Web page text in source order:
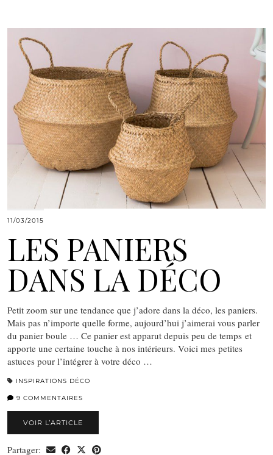
11/03/2015
LES PANIERS
DANS LA DÉCO
Petit zoom sur une tendance que j’adore dans la déco, les paniers.
Mais pas n’importe quelle forme, aujourd’hui j’aimerai vous parler
du panier boule … Ce panier est apparut depuis peu de temps et
apporte une certaine touche à nos intérieurs. Voici mes petites
astuces pour l’intégrer à votre déco …
INSPIRATIONS DÉCO
9 COMMENTAIRES
VOIR L’ARTICLE
Partager: